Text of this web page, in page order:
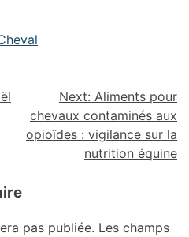
Next: Aliments pour
chevaux contaminés aux
opioïdes : vigilance sur la
nutrition équine
pas publiée. Les champs